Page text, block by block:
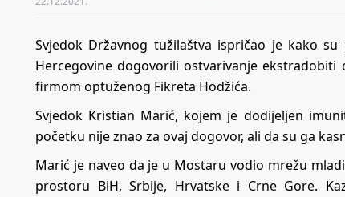
Svjedok Državnog tužilaštva ispričao je kako
Hercegovine dogovorili ostvarivanje
firmom optuženog Fikreta Hodžića.
Svjedok Kristian Marić, kojem je dodijeljen
početku nije znao za ovaj dogovor, ali da su ga
Marić je naveo da je u Mostaru vodio mrežu
prostoru BiH, Srbije, Hrvatske i Crne Gore.